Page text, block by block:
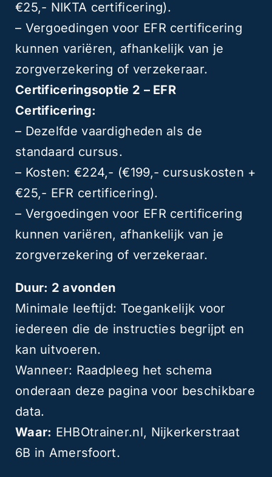
€25,- NIKTA certificering).
– Vergoedingen voor EFR certificering
kunnen variëren, afhankelijk van je
zorgverzekering of verzekeraar.
Certificeringsoptie 2 – EFR
Certificering:
– Dezelfde vaardigheden als de
standaard cursus.
– Kosten: €224,- (€199,- cursuskosten +
€25,- EFR certificering).
– Vergoedingen voor EFR certificering
kunnen variëren, afhankelijk van je
zorgverzekering of verzekeraar.
Duur: 2 avonden
Minimale leeftijd: Toegankelijk voor
iedereen die de instructies begrijpt en
kan uitvoeren.
Wanneer: Raadpleeg het schema
onderaan deze pagina voor beschikbare
data.
Waar: EHBOtrainer.nl, Nijkerkerstraat
6B in Amersfoort.